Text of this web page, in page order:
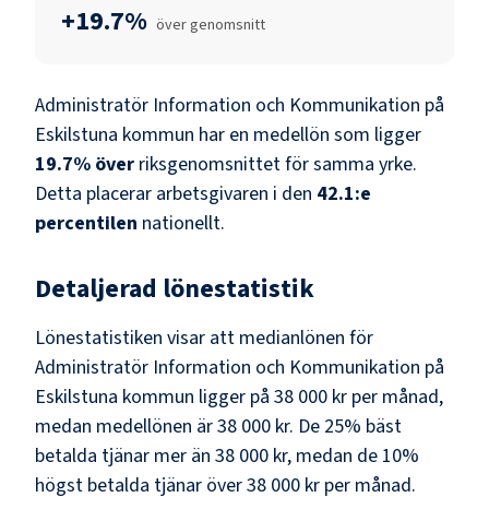
+19.7% över genomsnitt
Administratör Information och Kommunikation på
Eskilstuna kommun har en medellön som ligger
19.7% över riksgenomsnittet för samma yrke.
Detta placerar arbetsgivaren i den 42.1:e
percentilen nationellt.
Detaljerad lönestatistik
Lönestatistiken visar att medianlönen för
Administratör Information och Kommunikation på
Eskilstuna kommun ligger på 38 000 kr per månad,
medan medellönen är38 000 kr. De 25% bäst
betalda tjänar mer än 38 000 kr, medan de 10%
högst betalda tjänar över38 000 kr per månad.